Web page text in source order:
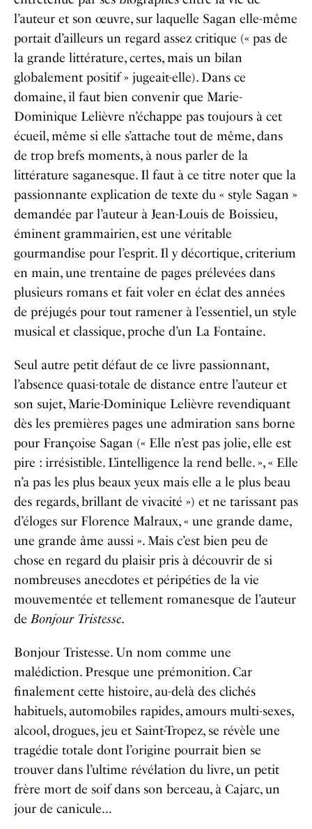
l’auteur et son œuvre, sur laquelle Sagan elle-même
portait d’ailleurs un regard assez critique (« pas de
la grande littérature, certes, mais un bilan
globalement positif » jugeait-elle). Dans ce
domaine, il faut bien convenir que Marie-
Dominique Lelièvre n’échappe pas toujours à cet
écueil, même si elle s’attache tout de même, dans
de trop brefs moments, à nous parler de la
littérature saganesque. Il faut à ce titre noter que la
passionnante explication de texte du « style Sagan »
demandée par l’auteur à Jean-Louis de Boissieu,
éminent grammairien, est une véritable
gourmandise pour l’esprit. Il y décortique, criterium
en main, une trentaine de pages prélevées dans
plusieurs romans et fait voler en éclat des années
de préjugés pour tout ramener à l’essentiel, un style
musical et classique, proche d’un La Fontaine.
Seul autre petit défaut de ce livre passionnant,
l’absence quasi-totale de distance entre l’auteur et
son sujet, Marie-Dominique Lelièvre revendiquant
dès les premières pages une admiration sans borne
pour Françoise Sagan (« Elle n’est pas jolie, elle est
pire : irrésistible. L’intelligence la rend belle. », « Elle
n’a pas les plus beaux yeux mais elle a le plus beau
des regards, brillant de vivacité ») et ne tarissant pas
d’éloges sur Florence Malraux, « une grande dame,
une grande âme aussi ». Mais c’est bien peu de
chose en regard du plaisir pris à découvrir de si
nombreuses anecdotes et péripéties de la vie
mouvementée et tellement romanesque de l’auteur
deBonjour Tristesse.
Bonjour Tristesse. Un nom comme une
malédiction. Presque une prémonition. Car
finalement cette histoire, au-delà des clichés
habituels, automobiles rapides, amours multi-sexes,
alcool, drogues, jeu et Saint-Tropez, se révèle une
tragédie totale dont l’origine pourrait bien se
trouver dans l’ultime révélation du livre, un petit
frère mort de soif dans son berceau, à Cajarc, un
jour de canicule…